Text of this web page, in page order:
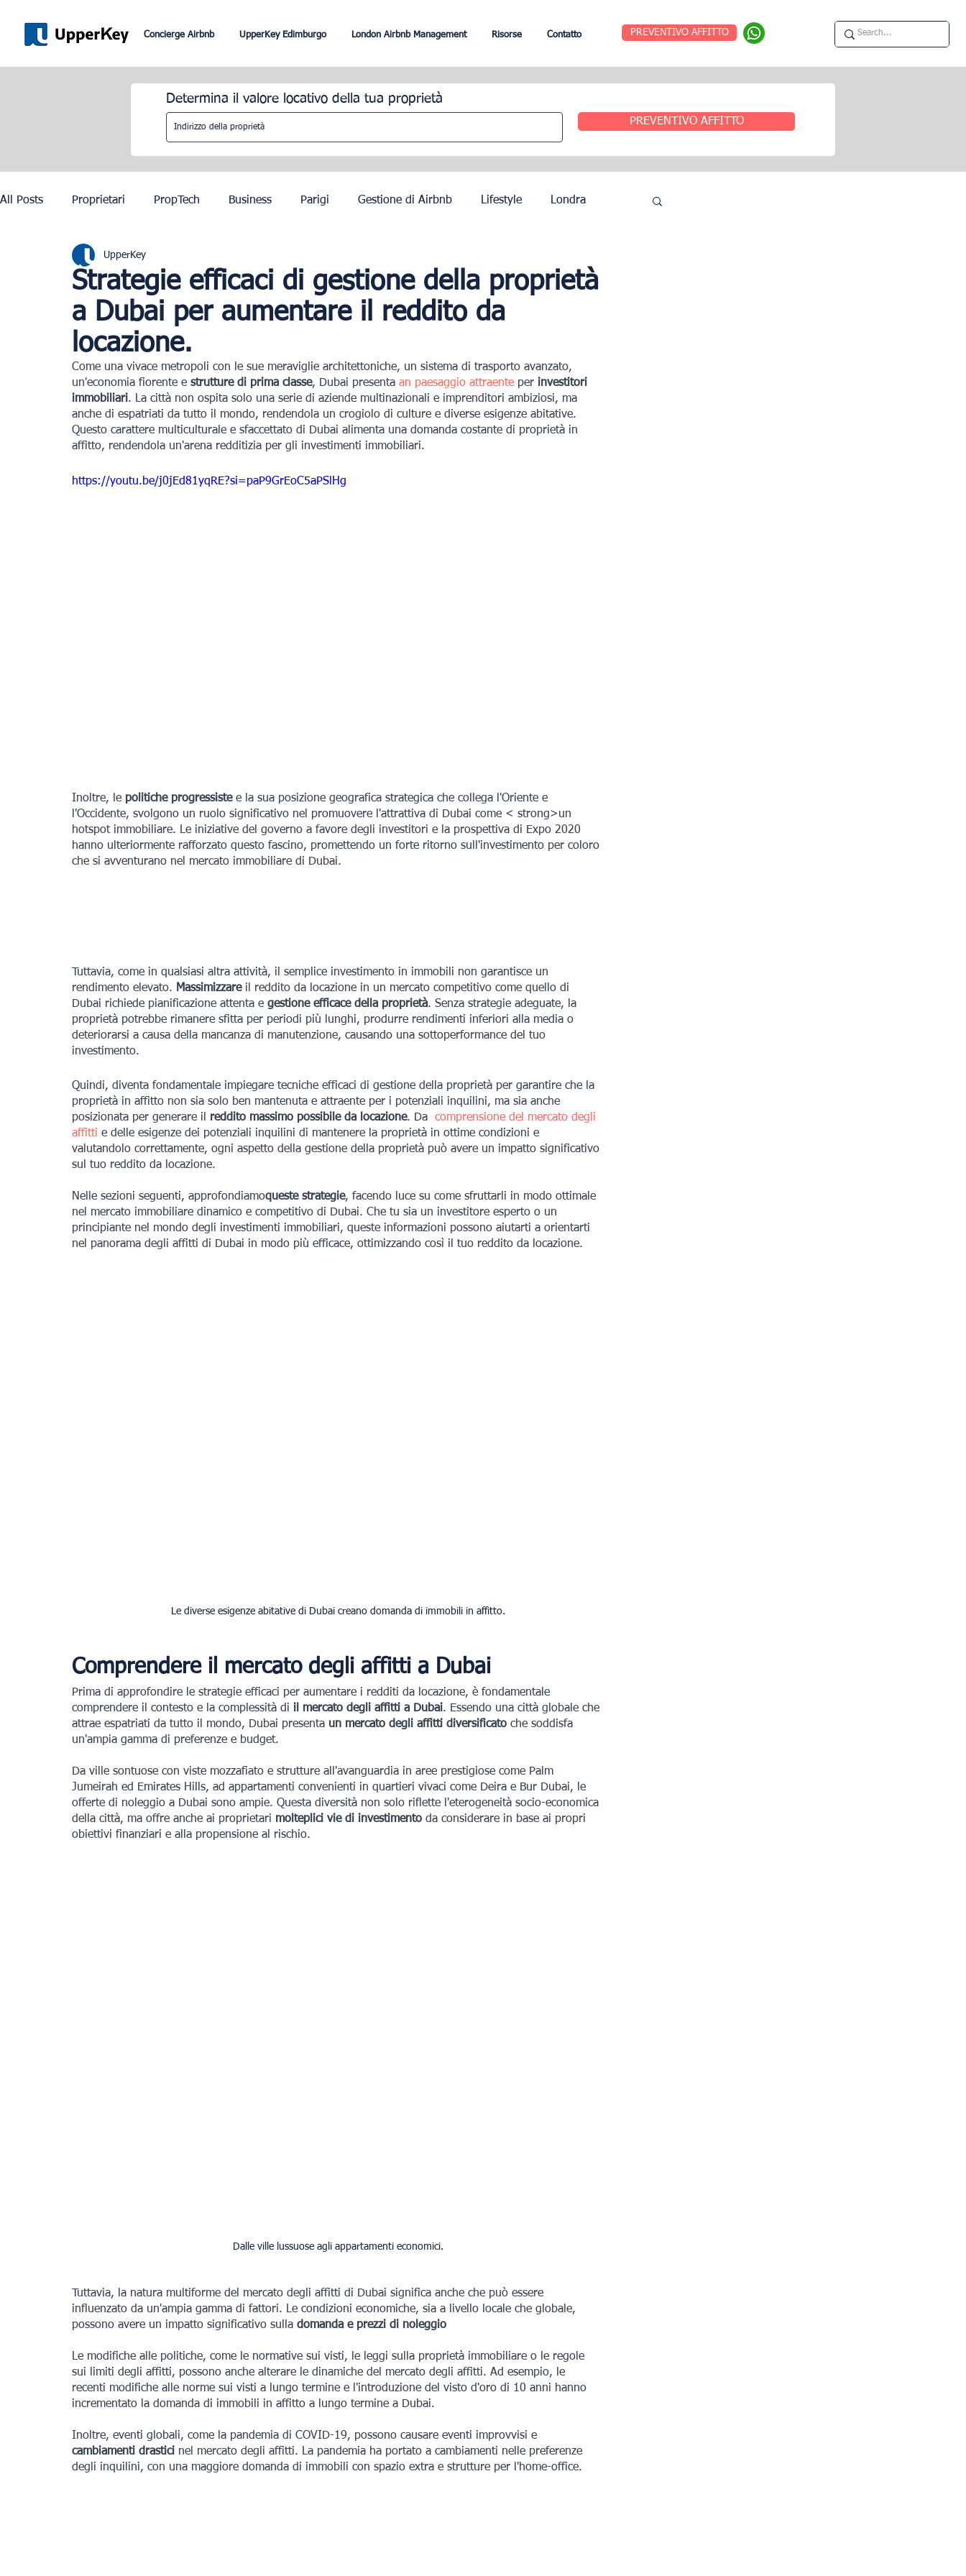
Concierge Airbnb UpperKey Edimburgo London Airbnb Management Risorse Contatto PREVENTIVO AFFITTO
Determina il valore locativo della tua proprietà
PREVENTIVO AFFITTO
All Posts Proprietari PropTech Business Parigi Gestione di Airbnb Lifestyle Londra
Dubai Lisbona
Olimpiadi di Parigi 2024
Strategie efficaci di gestione della proprietà
a Dubai per aumentare il reddito da
locazione.
UpperKey
Come una vivace metropoli con le sue meraviglie architettoniche, un sistema di trasporto avanzato,
un'economia fiorente e strutture di prima classe, Dubai presenta an paesaggio attraente per investitori
immobiliari. La città non ospita solo una serie di aziende multinazionali e imprenditori ambiziosi, ma
anche di espatriati da tutto il mondo, rendendola un crogiolo di culture e diverse esigenze abitative.
Questo carattere multiculturale e sfaccettato di Dubai alimenta una domanda costante di proprietà in
affitto, rendendola un'arena redditizia per gli investimenti immobiliari.
https://youtu.be/j0jEd81yqRE?si=paP9GrEoC5aPSlHg
Inoltre, le politiche progressiste e la sua posizione geografica strategica che collega l'Oriente e
l'Occidente, svolgono un ruolo significativo nel promuovere l'attrattiva di Dubai come < strong>un
hotspot immobiliare. Le iniziative del governo a favore degli investitori e la prospettiva di Expo 2020
hanno ulteriormente rafforzato questo fascino, promettendo un forte ritorno sull'investimento per coloro
che si avventurano nel mercato immobiliare di Dubai.
Tuttavia, come in qualsiasi altra attività, il semplice investimento in immobili non garantisce un
rendimento elevato. Massimizzare il reddito da locazione in un mercato competitivo come quello di
Dubai richiede pianificazione attenta e gestione efficace della proprietà. Senza strategie adeguate, la
proprietà potrebbe rimanere sfitta per periodi più lunghi, produrre rendimenti inferiori alla media o
deteriorarsi a causa della mancanza di manutenzione, causando una sottoperformance del tuo
investimento.
Quindi, diventa fondamentale impiegare tecniche efficaci di gestione della proprietà per garantire che la
proprietà in affitto non sia solo ben mantenuta e attraente per i potenziali inquilini, ma sia anche
posizionata per generare il reddito massimo possibile da locazione. Da
comprensione del mercato degli
affitti e delle esigenze dei potenziali inquilini di mantenere la proprietà in ottime condizioni e
valutandolo correttamente, ogni aspetto della gestione della proprietà può avere un impatto significativo
sul tuo reddito da locazione.
Nelle sezioni seguenti, approfondiamoqueste strategie, facendo luce su come sfruttarli in modo ottimale
nel mercato immobiliare dinamico e competitivo di Dubai. Che tu sia un investitore esperto o un
principiante nel mondo degli investimenti immobiliari, queste informazioni possono aiutarti a orientarti
nel panorama degli affitti di Dubai in modo più efficace, ottimizzando così il tuo reddito da locazione.
Le diverse esigenze abitative di Dubai creano domanda di immobili in affitto.
Comprendere il mercato degli affitti a Dubai
Prima di approfondire le strategie efficaci per aumentare i redditi da locazione, è fondamentale
comprendere il contesto e la complessità di il mercato degli affitti a Dubai. Essendo una città globale che
attrae espatriati da tutto il mondo, Dubai presenta un mercato degli affitti diversificato che soddisfa
un'ampia gamma di preferenze e budget.
Da ville sontuose con viste mozzafiato e strutture all'avanguardia in aree prestigiose come Palm
Jumeirah ed Emirates Hills, ad appartamenti convenienti in quartieri vivaci come Deira e Bur Dubai, le
offerte di noleggio a Dubai sono ampie. Questa diversità non solo riflette l'eterogeneità socio-economica
della città, ma offre anche ai proprietari molteplici vie di investimento da considerare in base ai propri
obiettivi finanziari e alla propensione al rischio.
Dalle ville lussuose agli appartamenti economici.
Tuttavia, la natura multiforme del mercato degli affitti di Dubai significa anche che può essere
influenzato da un'ampia gamma di fattori. Le condizioni economiche, sia a livello locale che globale,
possono avere un impatto significativo sulla domanda e prezzi di noleggio
Le modifiche alle politiche, come le normative sui visti, le leggi sulla proprietà immobiliare o le regole
sui limiti degli affitti, possono anche alterare le dinamiche del mercato degli affitti. Ad esempio, le
recenti modifiche alle norme sui visti a lungo termine e l'introduzione del visto d'oro di 10 anni hanno
incrementato la domanda di immobili in affitto a lungo termine a Dubai.
Inoltre, eventi globali, come la pandemia di COVID-19, possono causare eventi improvvisi e
cambiamenti drastici nel mercato degli affitti. La pandemia ha portato a cambiamenti nelle preferenze
degli inquilini, con una maggiore domanda di immobili con spazio extra e strutture per l'home-office.